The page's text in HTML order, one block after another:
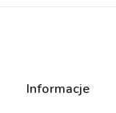
Informacje